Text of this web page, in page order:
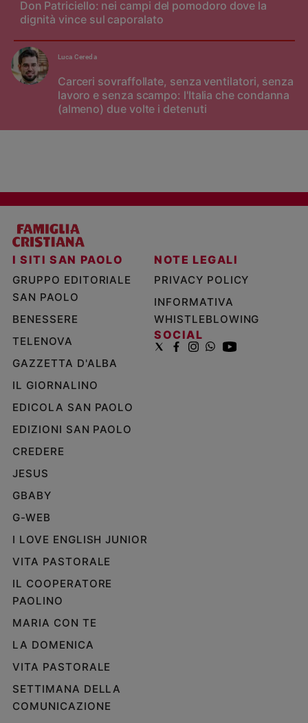
Don Patriciello: nei campi del pomodoro dove la
dignità vince sul caporalato
Carceri sovraffollate, senza ventilatori, senza
lavoro e senza scampo: l'Italia che condanna
(almeno) due volte i detenuti
Luca Cereda
I SITI SAN PAOLO
GRUPPO EDITORIALE
SAN PAOLO
BENESSERE
TELENOVA
GAZZETTA D'ALBA
IL GIORNALINO
EDICOLA SAN PAOLO
EDIZIONI SAN PAOLO
CREDERE
JESUS
GBABY
G-WEB
I LOVE ENGLISH JUNIOR
VITA PASTORALE
IL COOPERATORE
PAOLINO
MARIA CON TE
LA DOMENICA
VITA PASTORALE
SETTIMANA DELLA
COMUNICAZIONE
NOTE LEGALI
PRIVACY POLICY
INFORMATIVA
WHISTLEBLOWING
SOCIAL